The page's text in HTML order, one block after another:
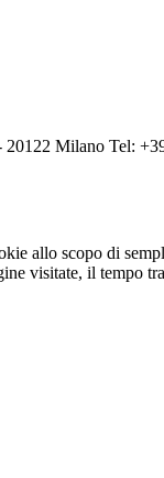
Milano Tel:
allo scopo di
visitate, il